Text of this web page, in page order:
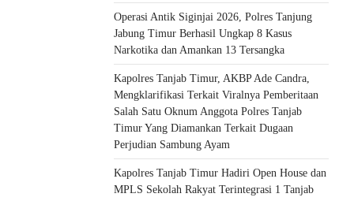
Operasi Antik Siginjai 2026, Polres Tanjung
Jabung Timur Berhasil Ungkap 8 Kasus
Narkotika dan Amankan 13 Tersangka
Kapolres Tanjab Timur, AKBP Ade Candra,
Mengklarifikasi Terkait Viralnya Pemberitaan
Salah Satu Oknum Anggota Polres Tanjab
Timur Yang Diamankan Terkait Dugaan
Perjudian Sambung Ayam
Kapolres Tanjab Timur Hadiri Open House dan
MPLS Sekolah Rakyat Terintegrasi 1 Tanjab